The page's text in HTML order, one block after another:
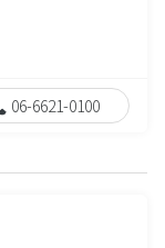
06-6621-0100